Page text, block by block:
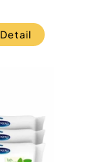
Detail